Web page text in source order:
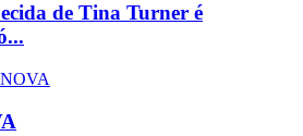
de Tina Turner é